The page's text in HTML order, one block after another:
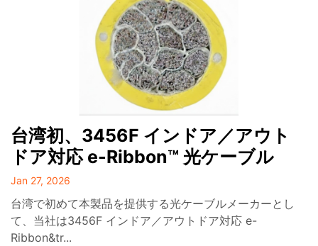
台湾初、3456F インドア／アウト
ドア対応 e-Ribbon™ 光ケーブル
Jan 27, 2026
台湾で初めて本製品を提供する光ケーブルメーカーとし
て、当社は3456F インドア／アウトドア対応 e-
Ribbon&tr...